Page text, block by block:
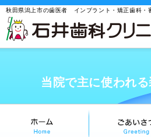
秋田県潟上市の歯医者 インプラント・矯正歯科・
当院で主に使われ